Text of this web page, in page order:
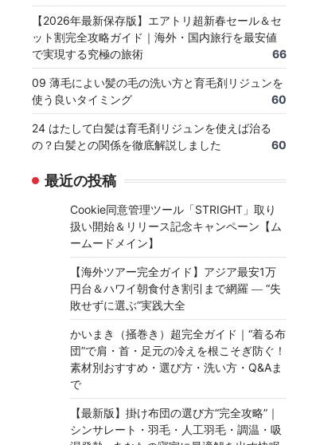
【2026年最新保存版】エアトリ超新春セール＆セ
ット割完全攻略ガイド｜海外・国内旅行を最安値
で実現する究極の旅術
66
09 薄毛によい髪の毛の洗い方と育毛剤リジュンを
使う良いタイミング
60
24 はたして白髪は育毛剤リジュンを使えば治る
の？白髪との関係を徹底解説しました
60
最近の投稿
Cookie同意管理ツール「STRIGHT」取り
扱い開始＆リリース記念キャンペーン【ム
ームードメイン】
【海外ツアー完全ガイド】アジア最安1万
円台＆ハワイ朝食付き割引まで網羅 ― “失
敗せずに選ぶ”実践大全
かいまき（掻巻き）超完全ガイド｜“着る布
団”で肩・首・足元の冷えを根こそぎ防ぐ！
素材別おすすめ・選び方・洗い方・Q&Aま
で
【最新版】掛け布団の選び方“完全攻略”｜
シンサレート・羽毛・人工羽毛・調温・吸